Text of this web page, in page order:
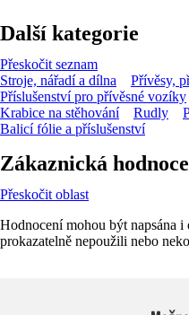
Další kategorie
Přeskočit seznam
Stroje, nářadí a dílna
Přívěsy,
Příslušenství pro přívěsné vozíky
Krabice na stěhování
Rudly
Balicí fólie a příslušenství
Zákaznická
Přeskočit oblast
Hodnocení mohou být napsána
prokazatelně nepoužili nebo